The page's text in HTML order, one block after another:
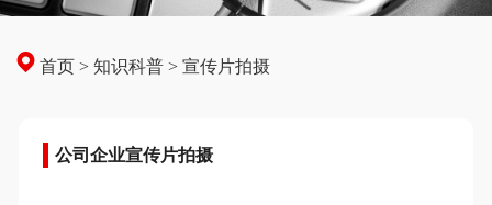
首页 >知识科普 >宣传片拍摄
公司企业宣传片拍摄